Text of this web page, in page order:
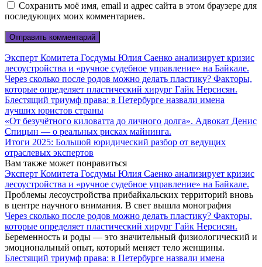
Сохранить моё имя, email и адрес сайта в этом браузере для
последующих моих комментариев.
Эксперт Комитета Госдумы Юлия Саенко анализирует кризис
лесоустройства и «ручное судебное управление» на Байкале.
Через сколько после родов можно делать пластику? Факторы,
которые определяет пластический хирург Гайк Нерсисян.
Блестящий триумф права: в Петербурге назвали имена
лучших юристов страны
«От безучётного киловатта до личного долга». Адвокат Денис
Спицын — о реальных рисках майнинга.
Итоги 2025: Большой юридический разбор от ведущих
отраслевых экспертов
Вам также может понравиться
Эксперт Комитета Госдумы Юлия Саенко анализирует кризис
лесоустройства и «ручное судебное управление» на Байкале.
Проблемы лесоустройства прибайкальских территорий вновь
в центре научного внимания. В свет вышла монография
Через сколько после родов можно делать пластику? Факторы,
которые определяет пластический хирург Гайк Нерсисян.
Беременность и роды — это значительный физиологический и
эмоциональный опыт, который меняет тело женщины.
Блестящий триумф права: в Петербурге назвали имена